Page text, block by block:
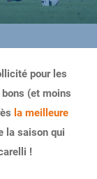
pour les
(et moins
la meilleure
la saison qui
!